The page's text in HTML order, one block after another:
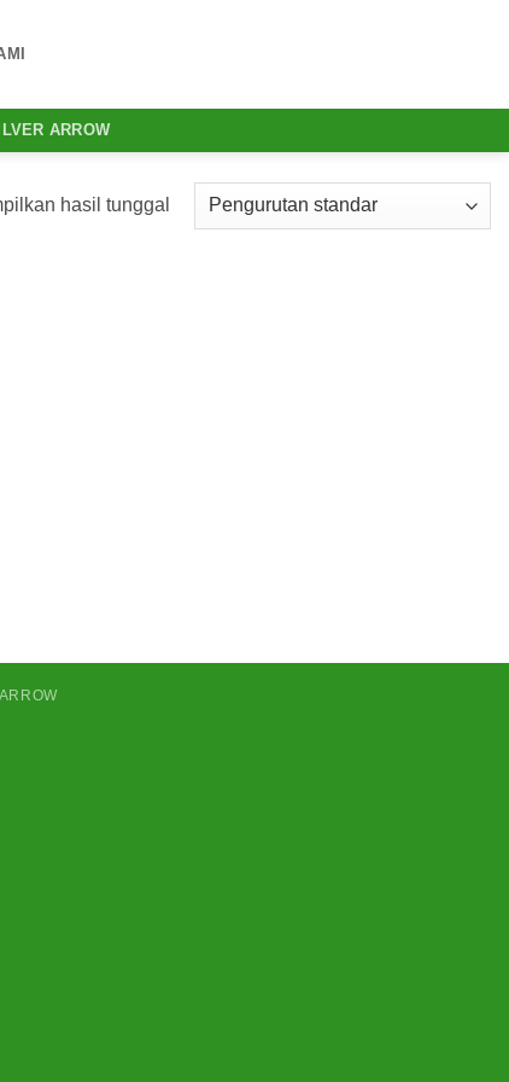
ARROW
hasil tunggal